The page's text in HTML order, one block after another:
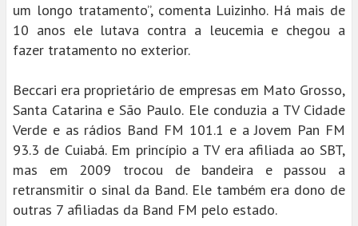
um longo tratamento”, comenta Luizinho. Há mais de
10 anos ele lutava contra a leucemia e chegou a
fazer tratamento no exterior.
Beccari era proprietário de empresas em Mato Grosso,
Santa Catarina e São Paulo. Ele conduzia a TV Cidade
Verde e as rádios Band FM 101.1 e a Jovem Pan FM
93.3 de Cuiabá. Em princípio a TV era afiliada ao SBT,
mas em 2009 trocou de bandeira e passou a
retransmitir o sinal da Band. Ele também era dono de
outras 7 afiliadas da Band FM pelo estado.